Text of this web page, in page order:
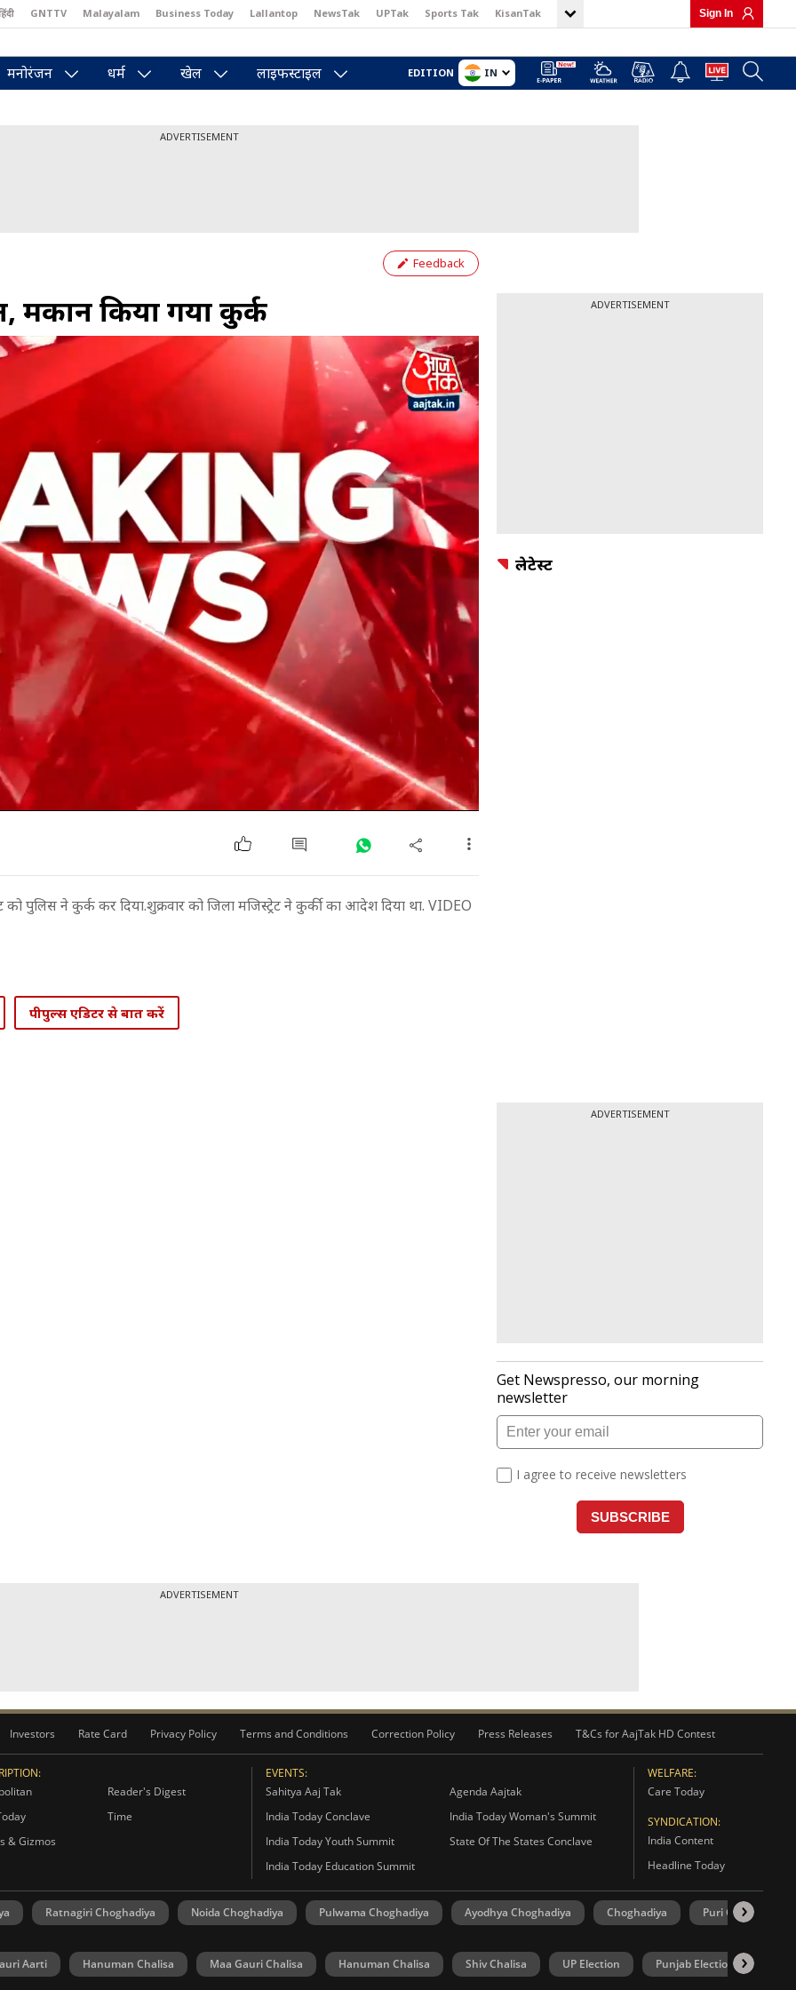
GNTTV Malayalam Business Today Lallantop NewsTak UPTak Sports Tak KisanTak Sign In
मनोरंजन धर्म खेल लाइफस्टाइल EDITION IN
ADVERTISEMENT
Feedback
मकान किया गया कुर्क
ने कुर्क कर दिया.शुक्रवार को जिला मजिस्ट्रेट ने कुर्की का आदेश दिया था. VIDEO
पीपुल्स एडिटर से बात करें
ADVERTISEMENT
लेटेस्ट
ADVERTISEMENT
ADVERTISEMENT
Investors Rate Card Privacy Policy Terms and Conditions Correction Policy Press Releases T&Cs for AajTak HD Contest
Reader's Digest
Time
& Gizmos
EVENTS:
Sahitya Aaj Tak
Agenda Aajtak
India Today Conclave
India Today Woman's Summit
India Today Youth Summit
State Of The States Conclave
India Today Education Summit
WELFARE:
Care Today
SYNDICATION:
India Content
Headline Today
Ratnagiri Choghadiya Noida Choghadiya Pulwama Choghadiya Ayodhya Choghadiya Choghadiya Puri Choghadiya
Aarti Hanuman Chalisa Maa Gauri Chalisa Hanuman Chalisa Shiv Chalisa UP Election Punjab Election